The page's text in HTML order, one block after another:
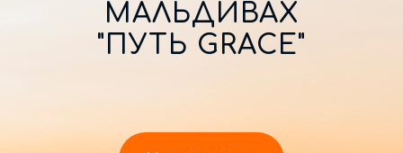
МАЛЬДИВАХ
"ПУТЬ GRACE"